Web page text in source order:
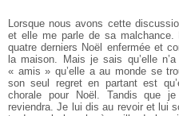
Lorsque nous avons cette
et elle me parle de sa malchance.
quatre derniers Noël enfermée et
la maison. Mais je sais qu’elle
« amis » qu’elle a au monde se
son seul regret en partant est
chorale pour Noël. Tandis que
reviendra. Je lui dis au revoir et lui